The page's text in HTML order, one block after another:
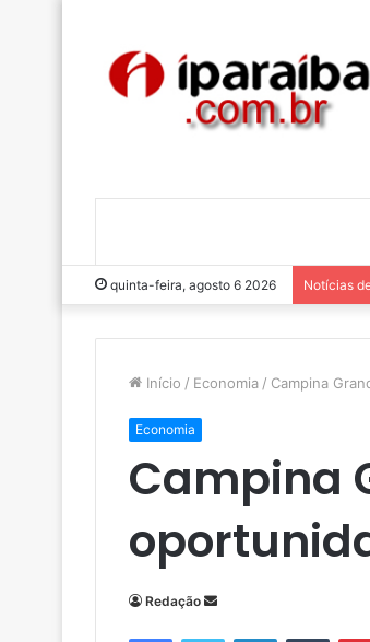
quinta-feira, agosto 6 2026 Notícias
Início / Economia / Campina
Economia
Campina
Redação